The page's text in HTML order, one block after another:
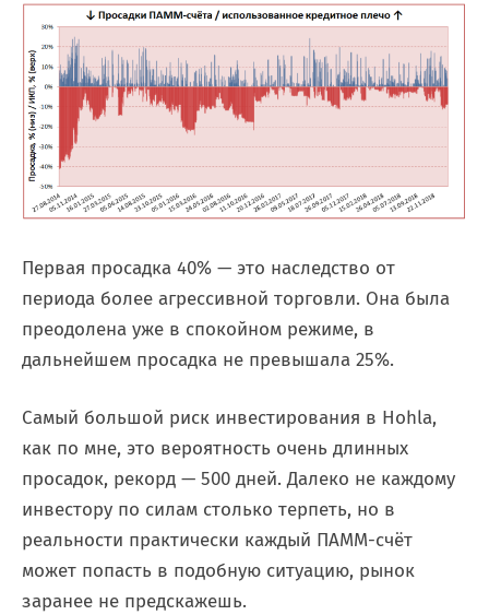
Первая просадка 40% — это наследство от
периода более агрессивной торговли. Она была
преодолена уже в спокойном режиме, в
дальнейшем просадка не превышала 25%.
Самый большой риск инвестирования в Hohla,
как по мне, это вероятность очень длинных
просадок, рекорд — 500 дней. Далеко не каждому
инвестору по силам столько терпеть, но в
реальности практически каждый ПАММ-счёт
может попасть в подобную ситуацию, рынок
заранее не предскажешь.